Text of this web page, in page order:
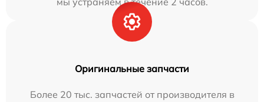
Оригинальные запчасти
Более 20 тыс. запчастей от производителя в